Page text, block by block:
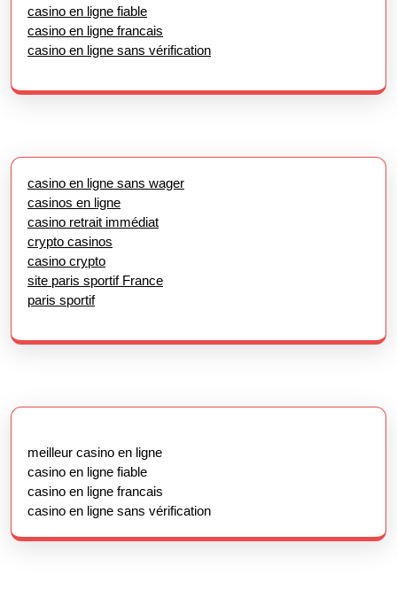
casino en ligne fiable
casino en ligne francais
casino en ligne sans vérification
casino en ligne sans wager
casinos en ligne
casino retrait immédiat
crypto casinos
casino crypto
site paris sportif France
paris sportif
meilleur casino en ligne
casino en ligne fiable
casino en ligne francais
casino en ligne sans vérification